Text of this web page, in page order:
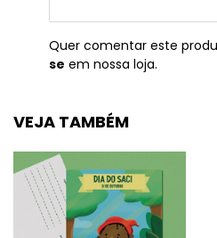
Quer comentar este
se em nossa loja.
VEJA TAMBÉM